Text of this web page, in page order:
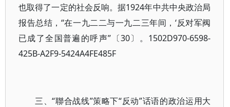
也取得了一定的社会反响。据1924年中共中央政治局
报告总结，“在一九二二与一九二三年间，‘反对军阀
已成了全国普遍的呼声”〔30〕。1502D970-6598-
425B-A2F9-5424A4FE485F
三、“聯合战线”策略下“反动”话语的政治运用大